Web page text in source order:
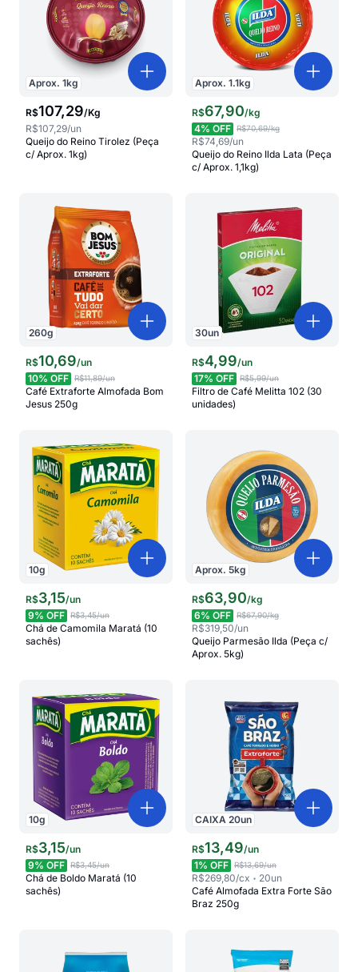
Aprox. 1kg
R$107,29/Kg
R$107,29/un
Queijo do Reino Tirolez (Peça
c/ Aprox. 1kg)
Aprox. 1.1kg
R$67,90/kg
4% OFF R$70,69/kg
R$74,69/un
Queijo do Reino Ilda Lata (Peça
c/ Aprox. 1,1kg)
260g
R$10,69/un
10% OFF R$11,89/un
Café Extraforte Almofada Bom
Jesus 250g
30un
R$4,99/un
17% OFF R$5,99/un
Filtro de Café Melitta 102 (30
unidades)
10g
R$3,15/un
9% OFF R$3,45/un
Chá de Camomila Maratá (10
sachês)
Aprox. 5kg
R$63,90/kg
6% OFF R$67,90/kg
R$319,50/un
Queijo Parmesão Ilda (Peça c/
Aprox. 5kg)
10g
R$3,15/un
9% OFF R$3,45/un
Chá de Boldo Maratá (10
sachês)
CAIXA 20un
R$13,49/un
1% OFF R$13,69/un
R$269,80/cx 20un
Café Almofada Extra Forte São
Braz 250g